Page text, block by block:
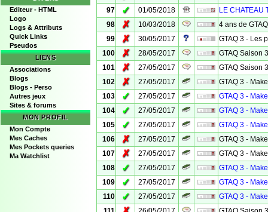
Editeur - HTML
Logo
Logs & Attributs
Quick Links
Pseudos
LIENS
Associations
Blogs
Blogs - Perso
Autres jeux
Sites & forums
MON PROFIL
Mon Compte
Mes Caches
Mes Pockets queries
Ma Watchlist
97
✓ 01/05/2018
LE CHATEAU
98
✗ 10/03/2018
4 ans de
99
✗ 30/05/2017
GTAQ 3 - Les
100
✗ 28/05/2017
GTAQ Saison
101
✗ 27/05/2017
GTAQ Saison
102
✗ 27/05/2017
GTAQ 3 -
103
✓ 27/05/2017
GTAQ 3 -
104
✓ 27/05/2017
GTAQ 3 -
105
✓ 27/05/2017
GTAQ 3 -
106
✗ 27/05/2017
GTAQ 3 -
107
✗ 27/05/2017
GTAQ 3 -
108
✓ 27/05/2017
GTAQ 3 -
109
✓ 27/05/2017
GTAQ 3 -
110
✓ 27/05/2017
GTAQ 3 -